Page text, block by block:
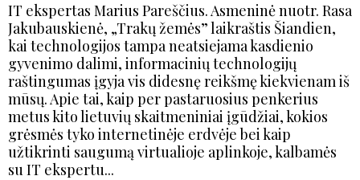
IT ekspertas Marius Pareščius. Asmeninė nuotr. Rasa
Jakubauskienė, „Trakų žemės” laikraštis Šiandien,
kai technologijos tampa neatsiejama kasdienio
gyvenimo dalimi, informacinių technologijų
raštingumas įgyja vis didesnę reikšmę kiekvienam iš
mūsų. Apie tai, kaip per pastaruosius penkerius
metus kito lietuvių skaitmeniniai įgūdžiai, kokios
grėsmės tyko internetinėje erdvėje bei kaip
užtikrinti saugumą virtualioje aplinkoje, kalbamės
su IT ekspertu...